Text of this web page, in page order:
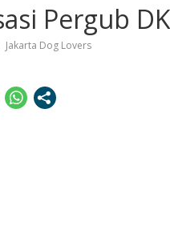
Pergub
Jakarta Dog Lovers